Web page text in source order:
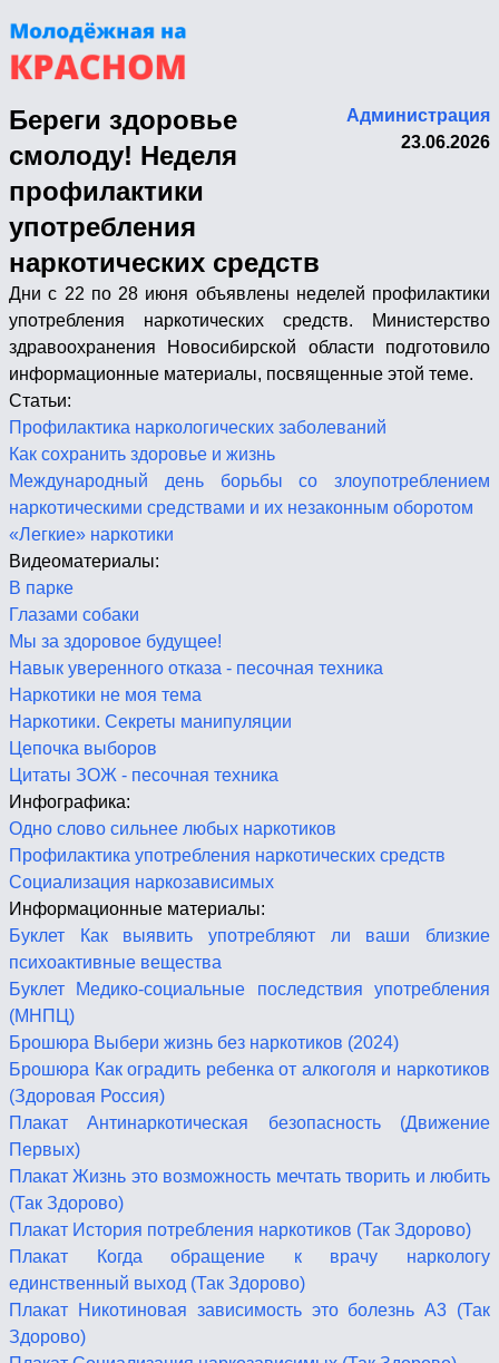
Береги здоровье
смолоду! Неделя
профилактики
употребления
наркотических средств
Администрация
23.06.2026
Дни с 22 по 28 июня объявлены неделей профилактики
употребления наркотических средств. Министерство
здравоохранения Новосибирской области подготовило
информационные материалы, посвященные этой теме.
Статьи:
Профилактика наркологических заболеваний
Как сохранить здоровье и жизнь
Международный день борьбы со злоупотреблением
наркотическими средствами и их незаконным оборотом
«Легкие» наркотики
Видеоматериалы:
В парке
Глазами собаки
Мы за здоровое будущее!
Навык уверенного отказа - песочная техника
Наркотики не моя тема
Наркотики. Секреты манипуляции
Цепочка выборов
Цитаты ЗОЖ - песочная техника
Инфографика:
Одно слово сильнее любых наркотиков
Профилактика употребления наркотических средств
Социализация наркозависимых
Информационные материалы:
Буклет Как выявить употребляют ли ваши близкие
психоактивные вещества
Буклет Медико-социальные последствия употребления
(МНПЦ)
Брошюра Выбери жизнь без наркотиков (2024)
Брошюра Как оградить ребенка от алкоголя и наркотиков
(Здоровая Россия)
Плакат Антинаркотическая безопасность (Движение
Первых)
Плакат Жизнь это возможность мечтать творить и любить
(Так Здорово)
Плакат История потребления наркотиков (Так Здорово)
Плакат Когда обращение к врачу наркологу
единственный выход (Так Здорово)
Плакат Никотиновая зависимость это болезнь А3 (Так
Здорово)